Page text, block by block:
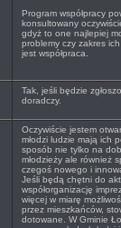
Program współpracy
konsultowany
gdyż to one najlepiej
problemy czy zakres
jest współpraca.
Tak, jeśli będzie
doradczy.
Oczywiście jestem
młodzi ludzie mają ich
sposób nie tylko na
młodzieży ale również
czegoś nowego i
Jeśli będą chętni do
współorganizację
więcej w miarę
przez mieszkańców,
dotowane. W Gminie